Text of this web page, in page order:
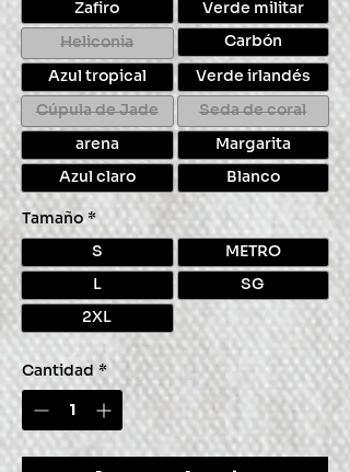
Zafiro Verde militar
Heliconia Carbón
Azul tropical Verde irlandés
Cúpula de Jade Seda de coral
arena Margarita
Azul claro Blanco
Tamaño *
S METRO
L SG
2XL
Cantidad *